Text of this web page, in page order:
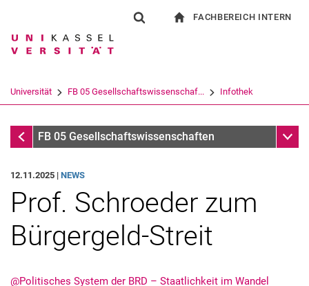
Springe direkt zu: Inhalt
Springe direkt zu: Suche
Springe direkt zu:
Suchbegriff
Suchen (öffnet externen Link in einem
FACHBEREICH INTERN
Universität FB 05 Gesellschaftswissenschaf... Infothek
InfothekFB 05 Gesellschaftswissenschaften
12.11.2025 | NEWS
Prof. Schroeder zum
Bürgergeld-Streit
@Politisches System der BRD – Staatlichkeit im Wandel